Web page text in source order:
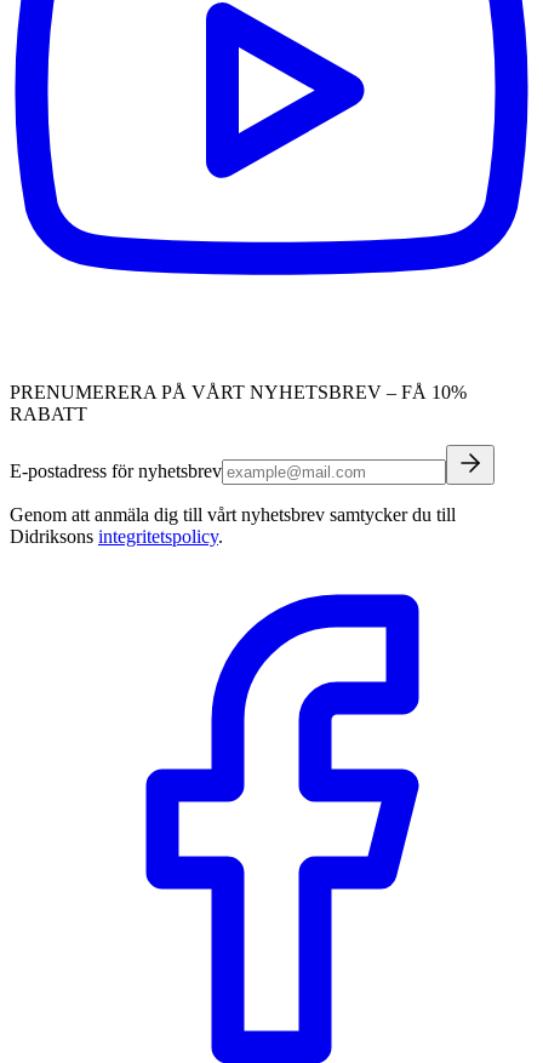
PRENUMERERA PÅ VÅRT NYHETSBREV – FÅ 10%
RABATT
E-postadress för nyhetsbrev
Genom att anmäla dig till vårt nyhetsbrev samtycker du till
Didriksons integritetspolicy.